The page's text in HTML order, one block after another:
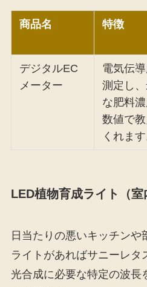
商品名 特徴
デジタルEC
メーター
電気伝
測定し
な肥料
数値で
くれます
LED植物育成ライト（室
日当たりの悪いキッチンや
ライトがあればサニーレタ
光合成に必要な特定の波長